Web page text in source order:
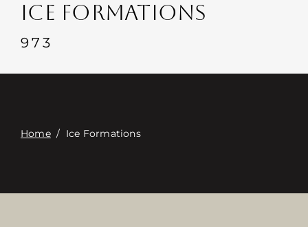
Εκδηλώσεις
Επαφή
ICE FORMATIONS
973
Home/ Ice Formations